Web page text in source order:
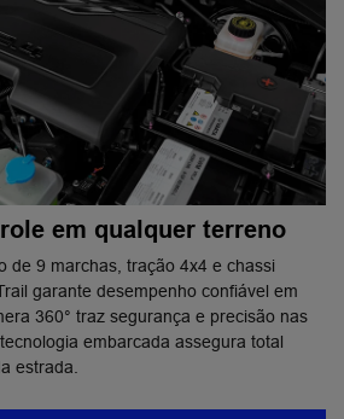
em qualquer terreno
de 9 marchas, tração 4x4 e chassi
garante desempenho confiável em
360° traz segurança e precisão nas
embarcada assegura total
estrada.